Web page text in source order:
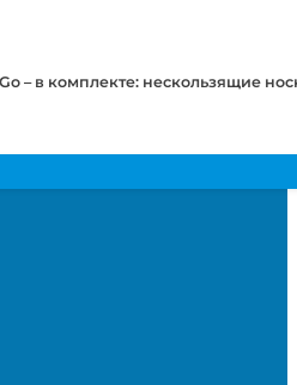
– в комплекте: нескользящие